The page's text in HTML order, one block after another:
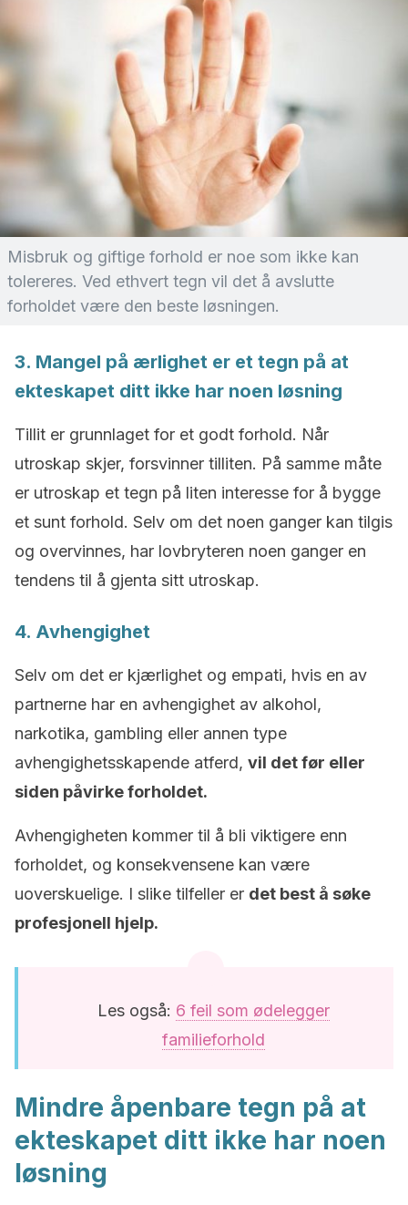
Misbruk og giftige forhold er noe som ikke kan
tolereres. Ved ethvert tegn vil det å avslutte
forholdet være den beste løsningen.
3. Mangel på ærlighet er et tegn på at
ekteskapet ditt ikke har noen løsning
Tillit er grunnlaget for et godt forhold. Når
utroskap skjer, forsvinner tilliten. På samme måte
er utroskap et tegn på liten interesse for å bygge
et sunt forhold. Selv om det noen ganger kan tilgis
og overvinnes, har lovbryteren noen ganger en
tendens til å gjenta sitt utroskap.
4. Avhengighet
Selv om det er kjærlighet og empati, hvis en av
partnerne har en avhengighet av alkohol,
narkotika, gambling eller annen type
avhengighetsskapende atferd, vil det før eller
siden påvirke forholdet.
Avhengigheten kommer til å bli viktigere enn
forholdet, og konsekvensene kan være
uoverskuelige. I slike tilfeller er det best å søke
profesjonell hjelp.
Les også: 6 feil som ødelegger
familieforhold
Mindre åpenbare tegn på at
ekteskapet ditt ikke har noen
løsning